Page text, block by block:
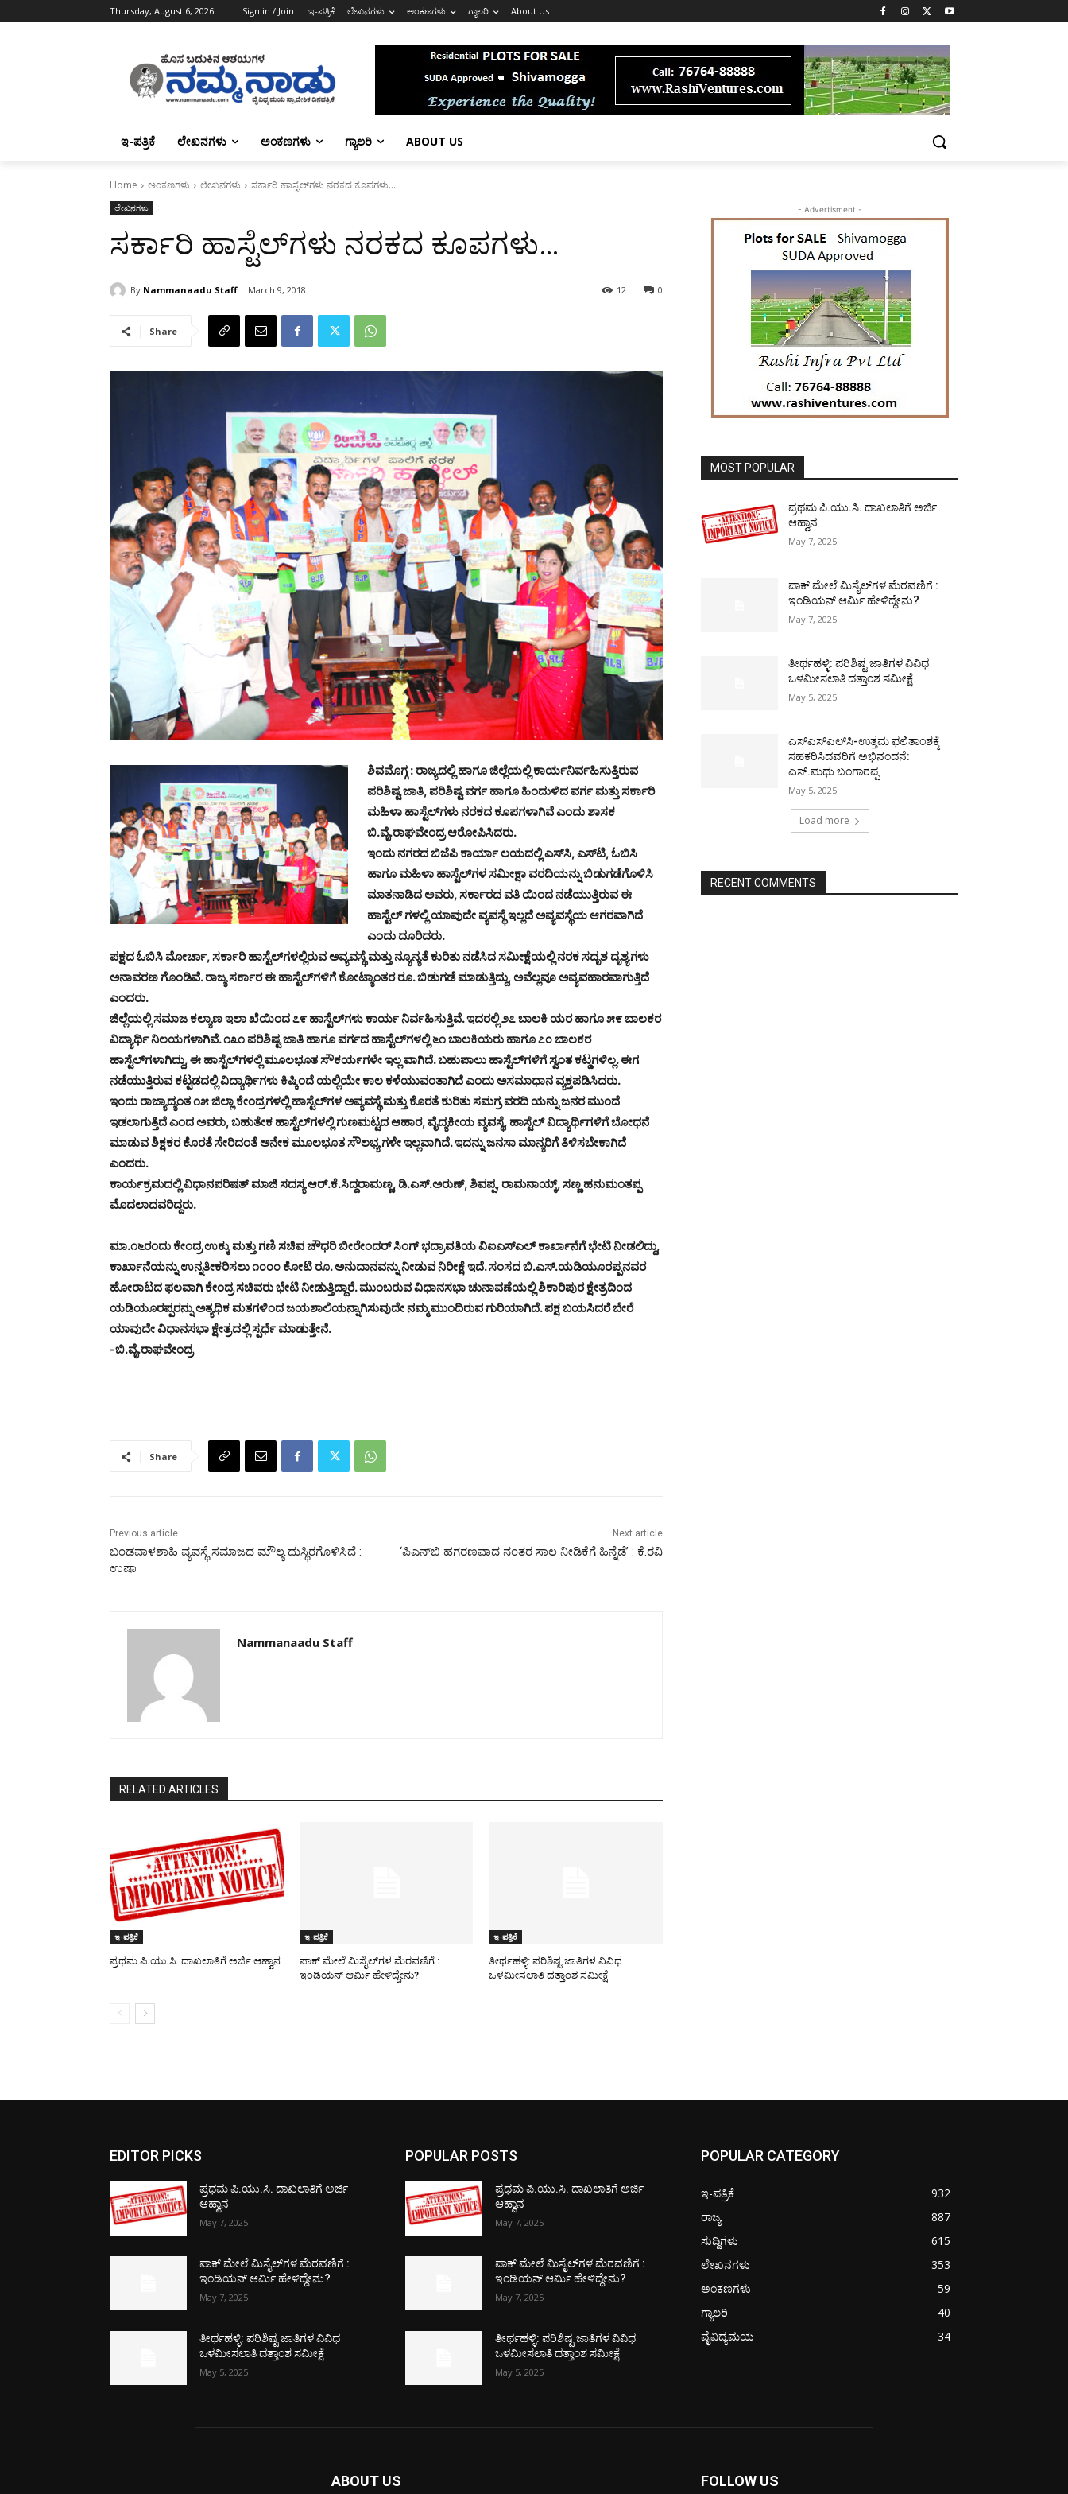
Thursday, August 6, 2026 Sign in / Join ಇ-ಪತ್ರಿಕೆ ಲೇಖನಗಳು ಅಂಕಣಗಳು ಗ್ಯಾಲರಿ About Us
ಇ-ಪತ್ರಿಕೆ ಲೇಖನಗಳು ಅಂಕಣಗಳು ಗ್ಯಾಲರಿ ABOUT US
Home ಅಂಕಣಗಳು ಲೇಖನಗಳು ಸರ್ಕಾರಿ ಹಾಸ್ಟೆಲ್‌ಗಳು ನರಕದ ಕೂಪಗಳು...
ಲೇಖನಗಳು
ಸರ್ಕಾರಿ ಹಾಸ್ಟೆಲ್‌ಗಳು ನರಕದ ಕೂಪಗಳು…
By Nammanaadu Staff March 9, 2018 0
12
Share
ಶಿವಮೊಗ್ಗ : ರಾಜ್ಯದಲ್ಲಿ ಹಾಗೂ ಜಿಲ್ಲೆಯಲ್ಲಿ ಕಾರ್ಯನಿರ್ವಹಿಸುತ್ತಿರುವ
ಪರಿಶಿಷ್ಟ ಜಾತಿ, ಪರಿಶಿಷ್ಟ ವರ್ಗ ಹಾಗೂ ಹಿಂದುಳಿದ ವರ್ಗ ಮತ್ತು ಸರ್ಕಾರಿ
ಮಹಿಳಾ ಹಾಸ್ಟೆಲ್‌ಗಳು ನರಕದ ಕೂಪಗಳಾಗಿವೆ ಎಂದು ಶಾಸಕ
ಬಿ.ವೈ.ರಾಘವೇಂದ್ರ ಆರೋಪಿಸಿದರು.
ಇಂದು ನಗರದ ಬಿಜೆಪಿ ಕಾರ್ಯಾ ಲಯದಲ್ಲಿ ಎಸ್‌ಸಿ, ಎಸ್‌ಟಿ, ಓಬಿಸಿ
ಹಾಗೂ ಮಹಿಳಾ ಹಾಸ್ಟೆಲ್‌ಗಳ ಸಮೀಕ್ಷಾ ವರದಿಯನ್ನು ಬಿಡುಗಡೆಗೊಳಿಸಿ
ಮಾತನಾಡಿದ ಅವರು, ಸರ್ಕಾರದ ವತಿ ಯಿಂದ ನಡೆಯುತ್ತಿರುವ ಈ
ಹಾಸ್ಟೆಲ್ ಗಳಲ್ಲಿ ಯಾವುದೇ ವ್ಯವಸ್ಥೆ ಇಲ್ಲದೆ ಅವ್ಯವಸ್ಥೆಯ ಆಗರವಾಗಿದೆ
ಎಂದು ದೂರಿದರು.
ಪಕ್ಷದ ಓಬಿಸಿ ಮೋರ್ಚಾ, ಸರ್ಕಾರಿ ಹಾಸ್ಟೆಲ್‌ಗಳಲ್ಲಿರುವ ಅವ್ಯವಸ್ಥೆ ಮತ್ತು ನ್ಯೂನ್ಯತೆ ಕುರಿತು ನಡೆಸಿದ ಸಮೀಕ್ಷೆಯಲ್ಲಿ ನರಕ ಸದೃಶ ದೃಶ್ಯಗಳು
ಅನಾವರಣ ಗೊಂಡಿವೆ. ರಾಜ್ಯ ಸರ್ಕಾರ ಈ ಹಾಸ್ಟೆಲ್‌ಗಳಿಗೆ ಕೋಟ್ಯಾಂತರ ರೂ. ಬಿಡುಗಡೆ ಮಾಡುತ್ತಿದ್ದು, ಅವೆಲ್ಲವೂ ಅವ್ಯವಹಾರವಾಗುತ್ತಿದೆ
ಎಂದರು.
ಜಿಲ್ಲೆಯಲ್ಲಿ ಸಮಾಜ ಕಲ್ಯಾಣ ಇಲಾ ಖೆಯಿಂದ ೭೯ ಹಾಸ್ಟೆಲ್‌ಗಳು ಕಾರ್ಯ ನಿರ್ವಹಿಸುತ್ತಿವೆ. ಇದರಲ್ಲಿ ೨೭ ಬಾಲಕಿ ಯರ ಹಾಗೂ ೫೯ ಬಾಲಕರ
ವಿದ್ಯಾರ್ಥಿ ನಿಲಯಗಳಾಗಿವೆ. ೧೩೧ ಪರಿಶಿಷ್ಟ ಜಾತಿ ಹಾಗೂ ವರ್ಗದ ಹಾಸ್ಟೆಲ್‌ಗಳಲ್ಲಿ ೬೧ ಬಾಲಕಿಯರು ಹಾಗೂ ೭೦ ಬಾಲಕರ
ಹಾಸ್ಟೆಲ್‌ಗಳಾಗಿದ್ದು, ಈ ಹಾಸ್ಟೆಲ್‌ಗಳಲ್ಲಿ ಮೂಲಭೂತ ಸೌಕರ್ಯಗಳೇ ಇಲ್ಲ ವಾಗಿದೆ. ಬಹುಪಾಲು ಹಾಸ್ಟೆಲ್‌ಗಳಿಗೆ ಸ್ವಂತ ಕಟ್ಡಗಳಿಲ್ಲ. ಈಗ
ನಡೆಯುತ್ತಿರುವ ಕಟ್ಟಡದಲ್ಲಿ ವಿದ್ಯಾರ್ಥಿಗಳು ಕಿಷ್ಕಿಂದೆ ಯಲ್ಲಿಯೇ ಕಾಲ ಕಳೆಯುವಂತಾಗಿದೆ ಎಂದು ಅಸಮಾಧಾನ ವ್ಯಕ್ತಪಡಿಸಿದರು.
ಇಂದು ರಾಜ್ಯಾದ್ಯಂತ ೧೫ ಜಿಲ್ಲಾ ಕೇಂದ್ರಗಳಲ್ಲಿ ಹಾಸ್ಟೆಲ್‌ಗಳ ಅವ್ಯವಸ್ಥೆ ಮತ್ತು ಕೊರತೆ ಕುರಿತು ಸಮಗ್ರ ವರದಿ ಯನ್ನು ಜನರ ಮುಂದೆ
ಇಡಲಾಗುತ್ತಿದೆ ಎಂದ ಅವರು, ಬಹುತೇಕ ಹಾಸ್ಟೆಲ್‌ಗಳಲ್ಲಿ ಗುಣಮಟ್ಟದ ಆಹಾರ, ವೈದ್ಯಕೀಯ ವ್ಯವಸ್ಥೆ, ಹಾಸ್ಟೆಲ್ ವಿದ್ಯಾರ್ಥಿಗಳಿಗೆ ಬೋಧನೆ
ಮಾಡುವ ಶಿಕ್ಷಕರ ಕೊರತೆ ಸೇರಿದಂತೆ ಅನೇಕ ಮೂಲಭೂತ ಸೌಲಭ್ಯ ಗಳೇ ಇಲ್ಲವಾಗಿದೆ. ಇದನ್ನು ಜನಸಾ ಮಾನ್ಯರಿಗೆ ತಿಳಿಸಬೇಕಾಗಿದೆ
ಎಂದರು.
ಕಾರ್ಯಕ್ರಮದಲ್ಲಿ ವಿಧಾನಪರಿಷತ್ ಮಾಜಿ ಸದಸ್ಯ ಆರ್.ಕೆ.ಸಿದ್ದರಾಮಣ್ಣ, ಡಿ.ಎಸ್.ಅರುಣ್, ಶಿವಪ್ಪ, ರಾಮನಾಯ್ಕ್, ಸಣ್ಣ ಹನುಮಂತಪ್ಪ
ಮೊದಲಾದವರಿದ್ದರು.
ಮಾ.೧೬ರಂದು ಕೇಂದ್ರ ಉಕ್ಕು ಮತ್ತು ಗಣಿ ಸಚಿವ ಚೌಧರಿ ಬೀರೇಂದರ್ ಸಿಂಗ್ ಭದ್ರಾವತಿಯ ವಿಐಎಸ್‌ಎಲ್ ಕಾರ್ಖಾನೆಗೆ ಭೇಟಿ ನೀಡಲಿದ್ದು,
ಕಾರ್ಖಾನೆಯನ್ನು ಉನ್ನತೀಕರಿಸಲು ೧೦೦೦ ಕೋಟಿ ರೂ. ಅನುದಾನವನ್ನು ನೀಡುವ ನಿರೀಕ್ಷೆ ಇದೆ. ಸಂಸದ ಬಿ.ಎಸ್.ಯಡಿಯೂರಪ್ಪನವರ
ಹೋರಾಟದ ಫಲವಾಗಿ ಕೇಂದ್ರ ಸಚಿವರು ಭೇಟಿ ನೀಡುತ್ತಿದ್ದಾರೆ. ಮುಂಬರುವ ವಿಧಾನಸಭಾ ಚುನಾವಣೆಯಲ್ಲಿ ಶಿಕಾರಿಪುರ ಕ್ಷೇತ್ರದಿಂದ
ಯಡಿಯೂರಪ್ಪರನ್ನು ಅತ್ಯಧಿಕ ಮತಗಳಿಂದ ಜಯಶಾಲಿಯನ್ನಾಗಿಸುವುದೇ ನಮ್ಮ ಮುಂದಿರುವ ಗುರಿಯಾಗಿದೆ. ಪಕ್ಷ ಬಯಸಿದರೆ ಬೇರೆ
ಯಾವುದೇ ವಿಧಾನಸಭಾ ಕ್ಷೇತ್ರದಲ್ಲಿ ಸ್ಪರ್ಧೆ ಮಾಡುತ್ತೇನೆ.
-ಬಿ.ವೈ.ರಾಘವೇಂದ್ರ
Share
Previous article
ಬಂಡವಾಳಶಾಹಿ ವ್ಯವಸ್ಥೆ ಸಮಾಜದ ಮೌಲ್ಯ ದುಸ್ಥಿರಗೊಳಿಸಿದೆ :
ಉಷಾ
Next article
‘ಪಿಎನ್‌ಬಿ ಹಗರಣವಾದ ನಂತರ ಸಾಲ ನೀಡಿಕೆಗೆ ಹಿನ್ನೆಡೆ’ : ಕೆ.ರವಿ
Nammanaadu Staff
RELATED ARTICLES
ಇ-ಪತ್ರಿಕೆ
ಪ್ರಥಮ ಪಿ.ಯು.ಸಿ. ದಾಖಲಾತಿಗೆ ಅರ್ಜಿ ಆಹ್ವಾನ
ಇ-ಪತ್ರಿಕೆ
ಪಾಕ್​ ಮೇಲೆ ಮಿಸೈಲ್​ಗಳ ಮೆರವಣಿಗೆ :
ಇಂಡಿಯನ್ ಆರ್ಮಿ ಹೇಳಿದ್ದೇನು?
ಇ-ಪತ್ರಿಕೆ
ತೀರ್ಥಹಳ್ಳಿ: ಪರಿಶಿಷ್ಟ ಜಾತಿಗಳ ವಿವಿಧ
ಒಳಮೀಸಲಾತಿ ದತ್ತಾಂಶ ಸಮೀಕ್ಷೆ
- Advertisment -
MOST POPULAR
ಪ್ರಥಮ ಪಿ.ಯು.ಸಿ. ದಾಖಲಾತಿಗೆ ಅರ್ಜಿ
ಆಹ್ವಾನ
May 7, 2025
ಪಾಕ್​ ಮೇಲೆ ಮಿಸೈಲ್​ಗಳ ಮೆರವಣಿಗೆ :
ಇಂಡಿಯನ್ ಆರ್ಮಿ ಹೇಳಿದ್ದೇನು?
May 7, 2025
ತೀರ್ಥಹಳ್ಳಿ: ಪರಿಶಿಷ್ಟ ಜಾತಿಗಳ ವಿವಿಧ
ಒಳಮೀಸಲಾತಿ ದತ್ತಾಂಶ ಸಮೀಕ್ಷೆ
May 5, 2025
ಎಸ್‌ಎಸ್‌ಎಲ್‌ಸಿ-ಉತ್ತಮ ಫಲಿತಾಂಶಕ್ಕೆ
ಸಹಕರಿಸಿದವರಿಗೆ ಅಭಿನಂದನೆ:
ಎಸ್.ಮಧು ಬಂಗಾರಪ್ಪ
May 5, 2025
Load more
RECENT COMMENTS
EDITOR PICKS
ಪ್ರಥಮ ಪಿ.ಯು.ಸಿ. ದಾಖಲಾತಿಗೆ ಅರ್ಜಿ
ಆಹ್ವಾನ
May 7, 2025
ಪಾಕ್​ ಮೇಲೆ ಮಿಸೈಲ್​ಗಳ ಮೆರವಣಿಗೆ :
ಇಂಡಿಯನ್ ಆರ್ಮಿ ಹೇಳಿದ್ದೇನು?
May 7, 2025
ತೀರ್ಥಹಳ್ಳಿ: ಪರಿಶಿಷ್ಟ ಜಾತಿಗಳ ವಿವಿಧ
ಒಳಮೀಸಲಾತಿ ದತ್ತಾಂಶ ಸಮೀಕ್ಷೆ
May 5, 2025
POPULAR POSTS
ಪ್ರಥಮ ಪಿ.ಯು.ಸಿ. ದಾಖಲಾತಿಗೆ ಅರ್ಜಿ
ಆಹ್ವಾನ
May 7, 2025
ಪಾಕ್​ ಮೇಲೆ ಮಿಸೈಲ್​ಗಳ ಮೆರವಣಿಗೆ :
ಇಂಡಿಯನ್ ಆರ್ಮಿ ಹೇಳಿದ್ದೇನು?
May 7, 2025
ತೀರ್ಥಹಳ್ಳಿ: ಪರಿಶಿಷ್ಟ ಜಾತಿಗಳ ವಿವಿಧ
ಒಳಮೀಸಲಾತಿ ದತ್ತಾಂಶ ಸಮೀಕ್ಷೆ
May 5, 2025
POPULAR CATEGORY
ಇ-ಪತ್ರಿಕೆ
932
ರಾಜ್ಯ
887
ಸುದ್ದಿಗಳು
615
ಲೇಖನಗಳು
353
ಅಂಕಣಗಳು
59
ಗ್ಯಾಲರಿ
40
ವೈವಿದ್ಯಮಯ
34
ABOUT US FOLLOW US